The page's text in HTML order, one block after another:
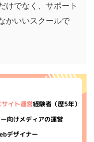
けでなく、サポート
かいいスクールで